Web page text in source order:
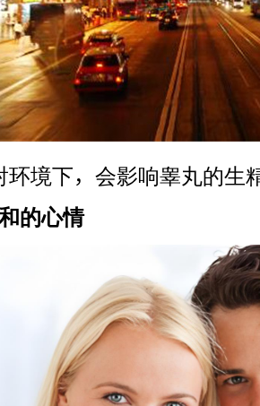
环境下，会影响睾丸的生
的心情